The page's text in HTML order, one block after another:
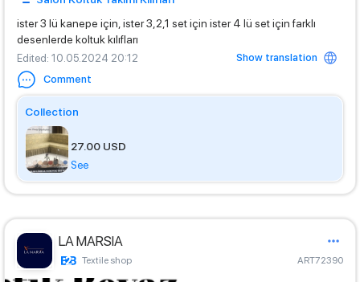
ister 3 lü kanepe için, ister 3,2,1 set için ister 4 lü set için farklı
desenlerde koltuk kılıfları
Edited: 10.05.2024 20:12
Show translation
Comment
Collection
27.00 USD
See
LA MARSIA
Textile shop ART72390